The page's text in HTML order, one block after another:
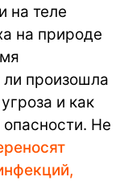
на теле
на природе
ли произошла
и как
Не